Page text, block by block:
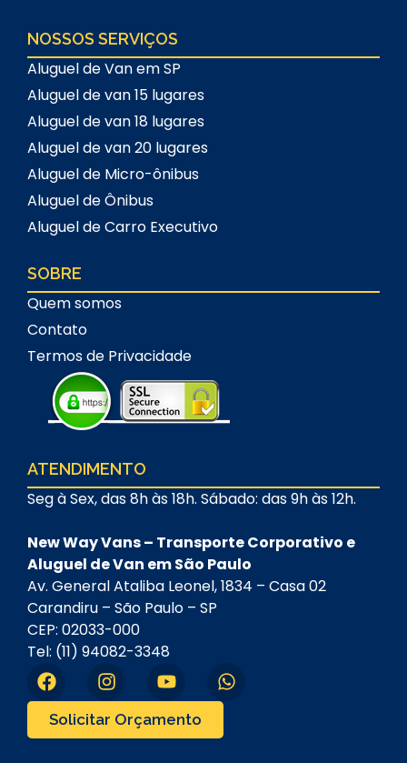
NOSSOS SERVIÇOS
Aluguel de Van em SP
Aluguel de van 15 lugares
Aluguel de van 18 lugares
Aluguel de van 20 lugares
Aluguel de Micro-ônibus
Aluguel de Ônibus
Aluguel de Carro Executivo
SOBRE
Quem somos
Contato
Termos de Privacidade
ATENDIMENTO
Seg à Sex, das 8h às 18h. Sábado: das 9h às 12h.
New Way Vans – Transporte Corporativo e
Aluguel de Van em São Paulo
Av. General Ataliba Leonel, 1834 – Casa 02
Carandiru – São Paulo – SP
CEP: 02033-000
Tel: (11) 94082-3348
Solicitar Orçamento